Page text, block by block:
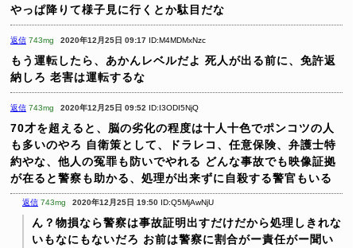
やっぱ降りて様子見に行くとか駄目だな
返信 743mg 2020年12月25日 09:17 ID:M4MDMxNzc
もう運転したら、あかんレベルだよ 死人が出る前に、免許返
納しろ 老害は運転するな
返信 743mg 2020年12月25日 09:52 ID:I3ODI5NjQ
70才を超えると、脳の劣化の程度は十人十色でポンコツの人
も多いのやろ 自衛策として、ドラレコ、任意保険、弁護士特
約やな、他人の冤罪も防いでやれる どんな事故でも映像証拠
が在ると警察も助かる、処理が出来ずに自殺する警官もいる
返信 743mg 2020年12月25日 19:50 ID:Q5MjAwNjU
ん？物損なら警察は事故証明出すだけだから処理しきれな
いもなにもないだろ お前は警察に割合がー責任がー聞い